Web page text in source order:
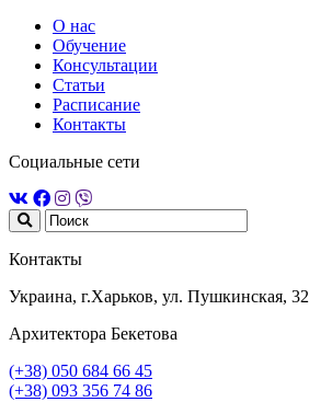
О нас
Обучение
Консультации
Статьи
Расписание
Контакты
Социальные сети
Контакты
Украина, г.Харьков, ул. Пушкинская, 32
Архитектора Бекетова
(+38) 050 684 66 45
(+38) 093 356 74 86